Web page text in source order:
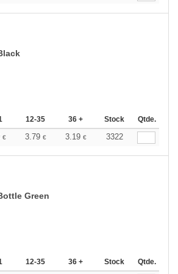
12-35 36 + Stock Qtde.
€ 3.79 € 3.19 € 3322
Green
12-35 36 + Stock Qtde.